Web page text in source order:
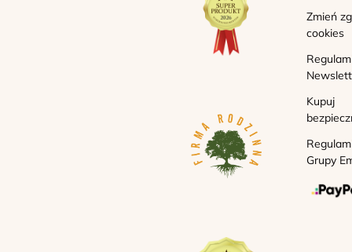
Zmień
cookies
Kupuj
Grupy